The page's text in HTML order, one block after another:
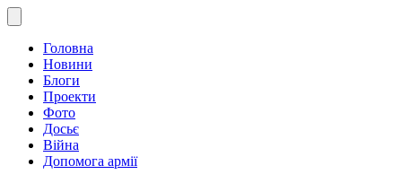
Головна
Новини
Блоги
Проекти
Фото
Досьє
Війна
Допомога армії